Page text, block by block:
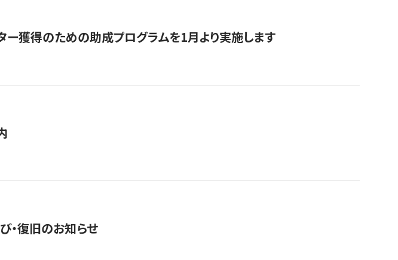
ー獲得のための助成プログラムを1月より実施します
・復旧のお知らせ